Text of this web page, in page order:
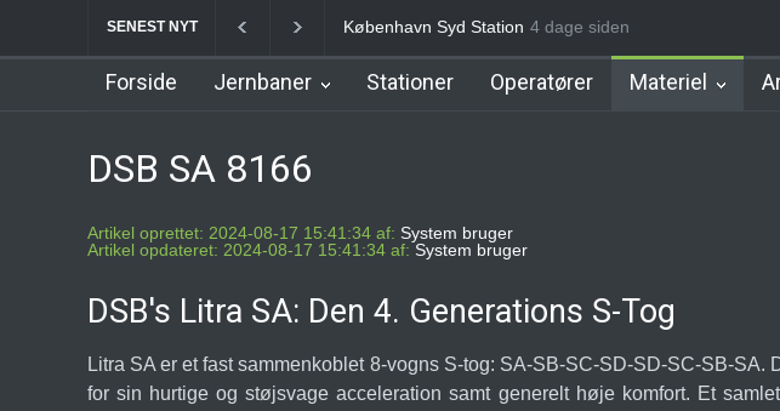
SENEST NYT Nørrebro B Station [1886-1930] Nørrebro A Station
4 dage siden
Forside Jernbaner Stationer Operatører Materiel
DSB SA 8166
Artikel oprettet: 2024-08-17 15:41:34 af: System bruger
Artikel opdateret: 2024-08-17 15:41:34 af: System bruger
DSB's Litra SA: Den 4. Generations S-Tog
Litra SA er et fast sammenkoblet 8-vogns S-tog: SA-SB-SC-SD-SD-SC-SB-
for sin hurtige og støjsvage acceleration samt generelt høje komfort. Et